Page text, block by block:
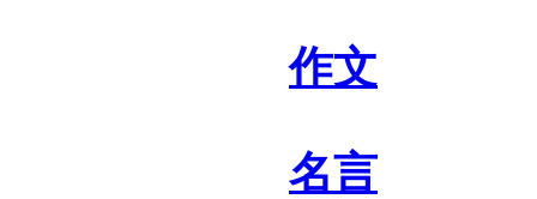
作文
名言